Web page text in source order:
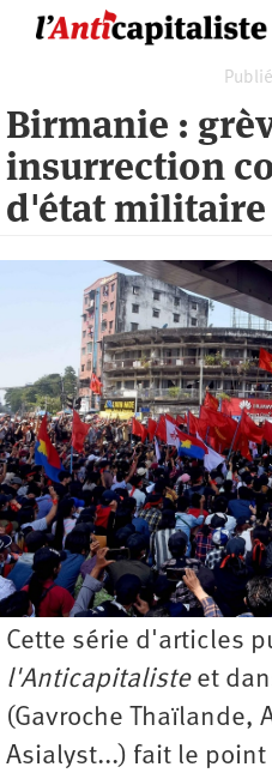
Birmanie :
insurrection
d'état militaire
Cette série d'articles
l'Anticapitalisteet
(Gavroche Thaïlande,
Asialyst...) fait le